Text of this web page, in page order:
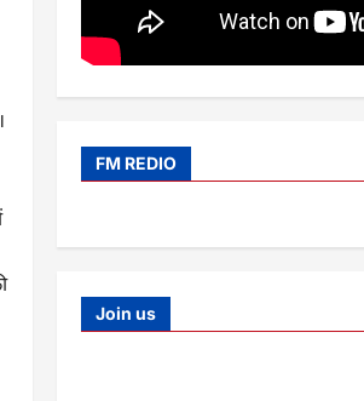
FM REDIO
Join us